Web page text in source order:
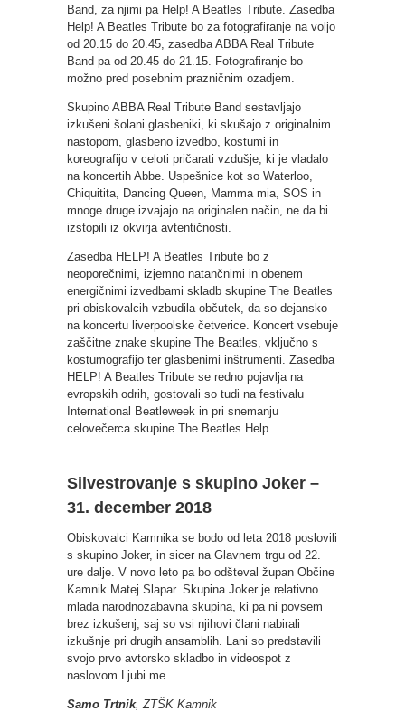
Band, za njimi pa Help! A Beatles Tribute. Zasedba
Help! A Beatles Tribute bo za fotografiranje na voljo
od 20.15 do 20.45, zasedba ABBA Real Tribute
Band pa od 20.45 do 21.15. Fotografiranje bo
možno pred posebnim prazničnim ozadjem.
Skupino ABBA Real Tribute Band sestavljajo
izkušeni šolani glasbeniki, ki skušajo z originalnim
nastopom, glasbeno izvedbo, kostumi in
koreografijo v celoti pričarati vzdušje, ki je vladalo
na koncertih Abbe. Uspešnice kot so Waterloo,
Chiquitita, Dancing Queen, Mamma mia, SOS in
mnoge druge izvajajo na originalen način, ne da bi
izstopili iz okvirja avtentičnosti.
Zasedba HELP! A Beatles Tribute bo z
neoporečnimi, izjemno natančnimi in obenem
energičnimi izvedbami skladb skupine The Beatles
pri obiskovalcih vzbudila občutek, da so dejansko
na koncertu liverpoolske četverice. Koncert vsebuje
zaščitne znake skupine The Beatles, vključno s
kostumografijo ter glasbenimi inštrumenti. Zasedba
HELP! A Beatles Tribute se redno pojavlja na
evropskih odrih, gostovali so tudi na festivalu
International Beatleweek in pri snemanju
celovečerca skupine The Beatles Help.
Silvestrovanje s skupino Joker –
31. december 2018
Obiskovalci Kamnika se bodo od leta 2018 poslovili
s skupino Joker, in sicer na Glavnem trgu od 22.
ure dalje. V novo leto pa bo odšteval župan Občine
Kamnik Matej Slapar. Skupina Joker je relativno
mlada narodnozabavna skupina, ki pa ni povsem
brez izkušenj, saj so vsi njihovi člani nabirali
izkušnje pri drugih ansamblih. Lani so predstavili
svojo prvo avtorsko skladbo in videospot z
naslovom Ljubi me.
Samo Trtnik, ZTŠK Kamnik